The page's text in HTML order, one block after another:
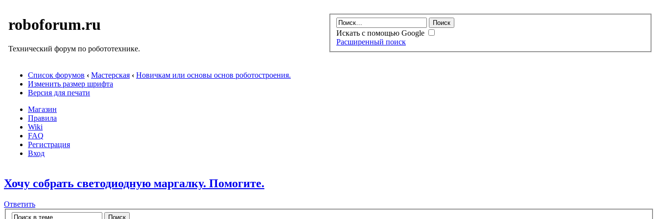
roboforum.ru
Технический форум по робототехнике.
Искать с помощью Google
Расширенный поиск
Список форумов ‹ Мастерская ‹ Новичкам или основы основ роботостроения.
Изменить размер шрифта
Версия для печати
Магазин
Правила
Wiki
FAQ
Регистрация
Вход
Хочу собрать светодиодную маргалку. Помогите.
Ответить